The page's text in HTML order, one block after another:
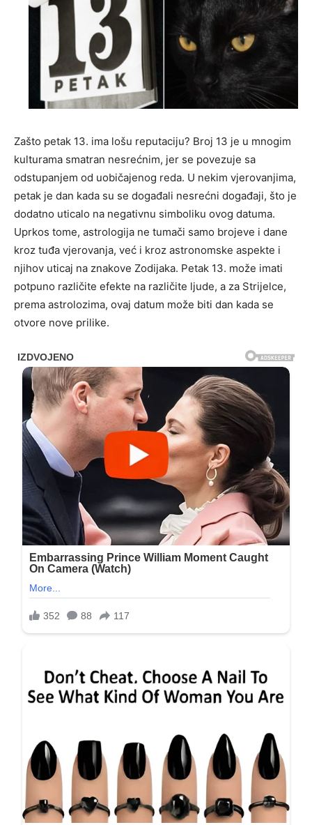
Zašto petak 13. ima lošu reputaciju? Broj 13 je u mnogim
kulturama smatran nesrećnim, jer se povezuje sa
odstupanjem od uobičajenog reda. U nekim vjerovanjima,
petak je dan kada su se događali nesrećni događaji, što je
dodatno uticalo na negativnu simboliku ovog datuma.
Uprkos tome, astrologija ne tumači samo brojeve i dane
kroz tuđa vjerovanja, već i kroz astronomske aspekte i
njihov uticaj na znakove Zodijaka. Petak 13. može imati
potpuno različite efekte na različite ljude, a za Strijelce,
prema astrolozima, ovaj datum može biti dan kada se
otvore nove prilike.